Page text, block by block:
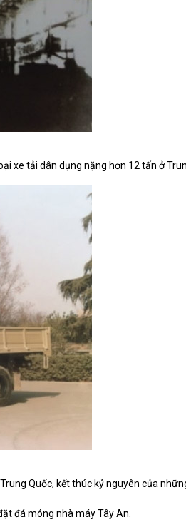
xe tải dân dụng nặng hơn 12 tấn ở
Quốc, kết thúc kỷ nguyên của
đá móng nhà máy Tây An.